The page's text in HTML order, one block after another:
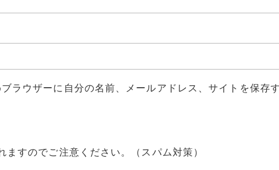
ラウザーに自分の名前、メールアドレス、サイトを保存
すのでご注意ください。（スパム対策）